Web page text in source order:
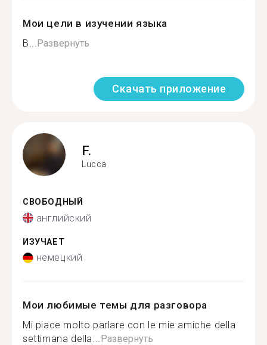
Мои цели в изучении языка
B...Развернуть
Скачать приложение
F.
Lucca
СВОБОДНЫЙ
английский
ИЗУЧАЕТ
немецкий
Мои любимые темы для разговора
Mi piace molto parlare con le mie amiche della
settimana della...Развернуть